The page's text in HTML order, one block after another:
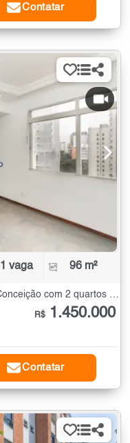
Contatar
1 vaga 96 m²
R$ 1.450.000
Contatar